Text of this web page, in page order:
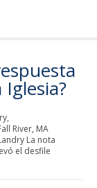
River, MA
La nota
el desfile